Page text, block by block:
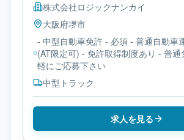
株式会社ロジックナンカイ
大阪府堺市
- 中型自動車免許 - 必須 - 普通自動車
(AT限定可) - 免許取得制度あり - 普
軽にご応募下さい
中型トラック
求人を見る